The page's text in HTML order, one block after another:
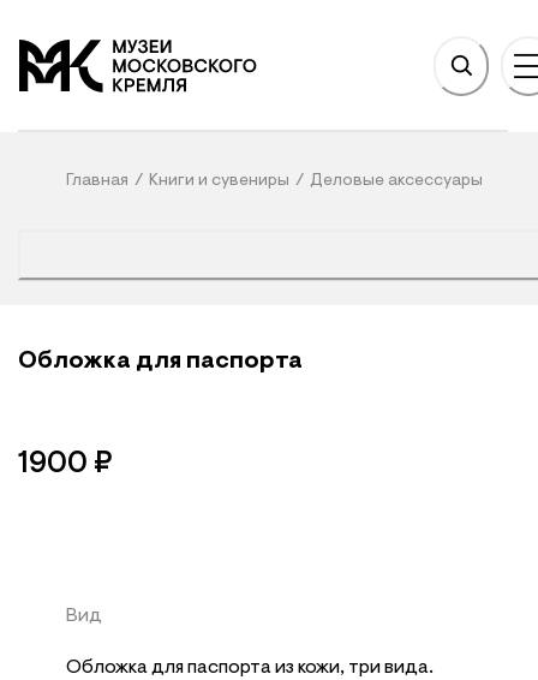
На главную
Главная / Книги и сувениры / Деловые аксессуары
Обложка для паспорта
1900 ₽
Вид
Обложка для паспорта из кожи, три вида.